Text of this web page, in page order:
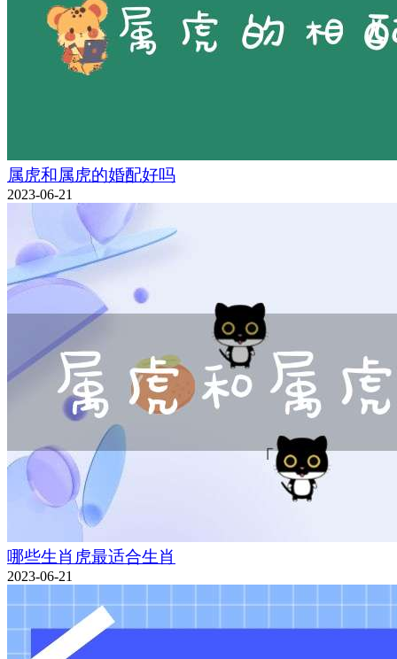
属虎和属虎的婚配好吗
2023-06-21
哪些生肖虎最适合生肖
2023-06-21